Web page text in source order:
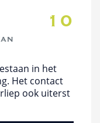
10
in het
Het contact
ook uiterst